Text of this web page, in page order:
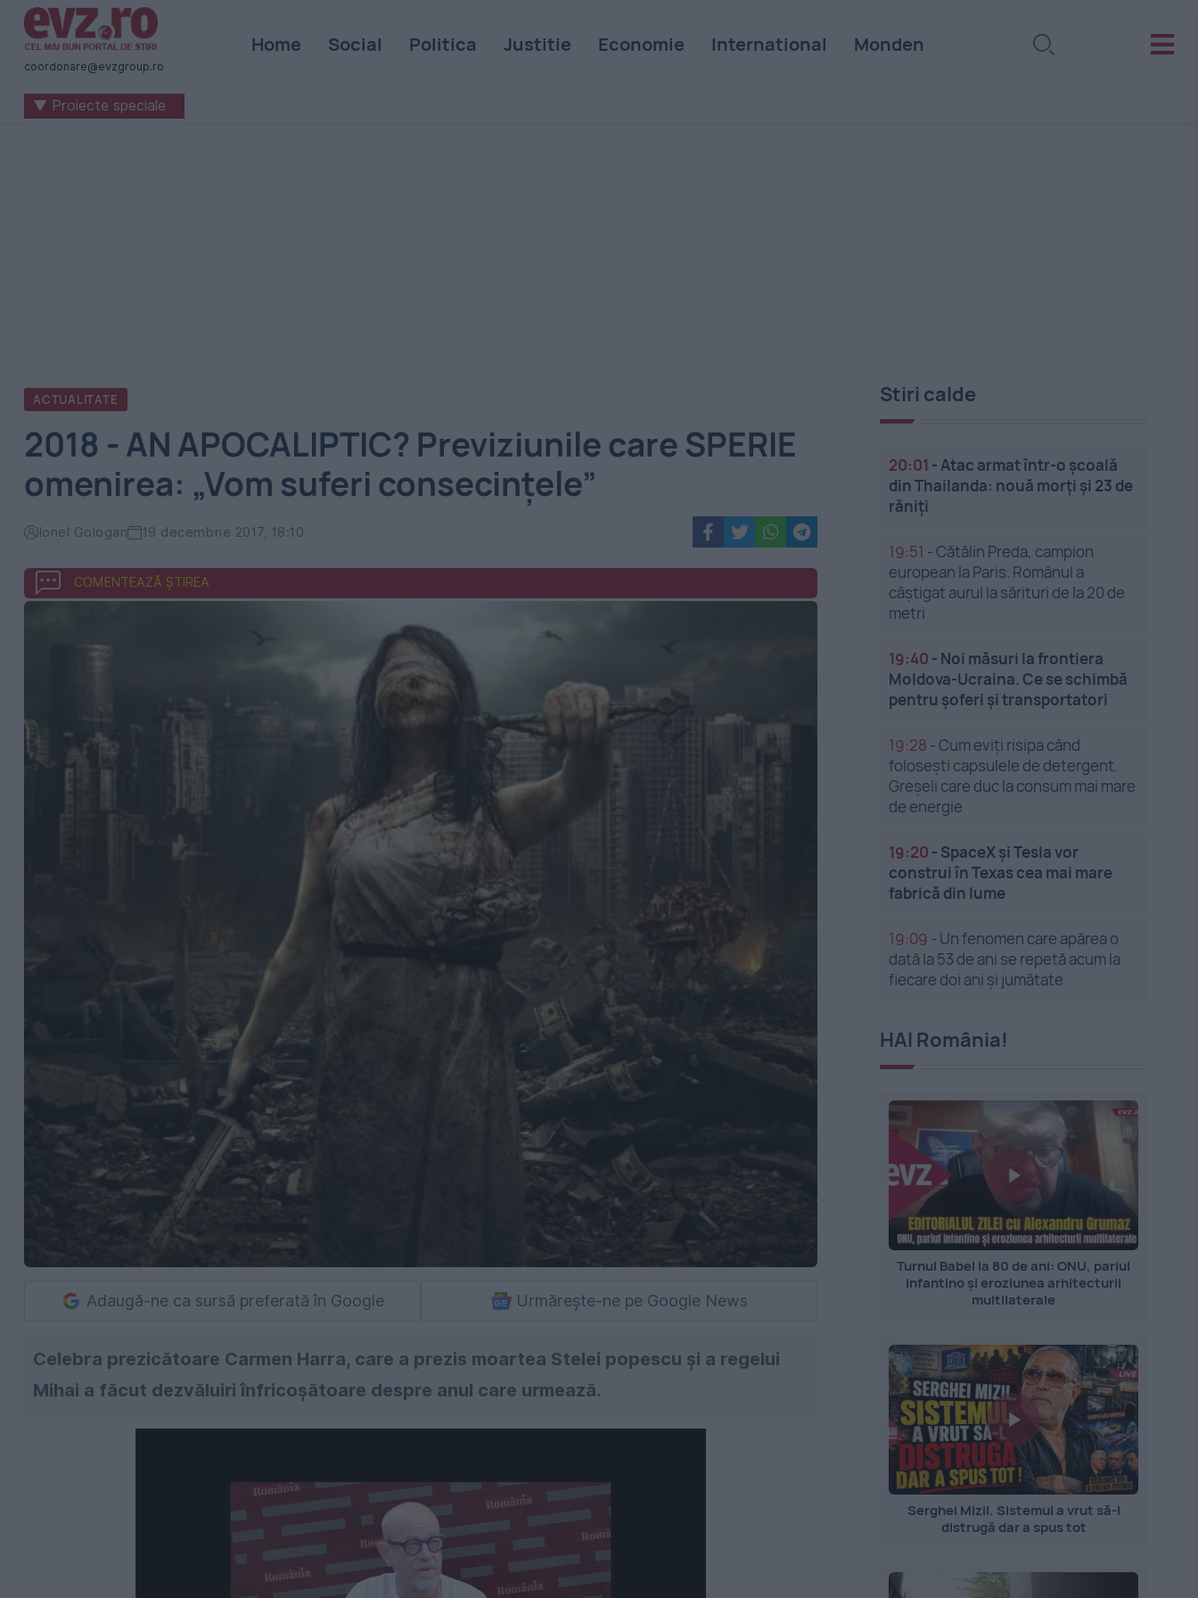
Știri
naționale
internaționale
coordonare@evzgroup.ro
Home Social Politica Justitie Economie International Monden
▼ Proiecte speciale
ACTUALITATE
2018 - AN APOCALIPTIC? Previziunile care SPERIE
omenirea: „Vom suferi consecințele”
Ionel Gologan 19 decembrie 2017, 18:10
COMENTEAZĂ ȘTIREA
Adaugă-ne ca sursă preferată în Google Urmărește-ne pe Google News
Celebra prezicătoare Carmen Harra, care a prezis moartea Stelei popescu și a regelui
Mihai a făcut dezvăluiri înfricoșătoare despre anul care urmează.
Stiri calde
20:01 -Atac armat într-o școală
din Thailanda: nouă morți și 23 de
răniți
19:51 -Cătălin Preda, campion
european la Paris. Românul a
câștigat aurul la sărituri de la 20 de
metri
19:40 - Noi măsuri la frontiera
Moldova-Ucraina. Ce se schimbă
pentru șoferi și transportatori
19:28 -Cum eviți risipa când
folosești capsulele de detergent.
Greșeli care duc la consum mai mare
de energie
19:20 - SpaceX și Tesla vor
construi în Texas cea mai mare
fabrică din lume
19:09 - Un fenomen care apărea o
dată la 53 de ani se repetă acum la
fiecare doi ani și jumătate
HAI România!
Turnul Babel la 80 de ani: ONU, pariul
Infantino și eroziunea arhitecturii
multilaterale
Serghei Mizil. Sistemul a vrut să-l
distrugă dar a spus tot